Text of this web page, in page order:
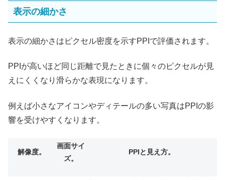
表示の細かさ
表示の細かさはピクセル密度を示すPPIで評価されます。
PPIが高いほど同じ距離で見たときに個々のピクセルが見
えにくくなり滑らかな表現になります。
例えば小さなアイコンやディテールの多い写真はPPIの影
響を受けやすくなります。
解像度。
画面サイ
ズ。
PPIと見え方。